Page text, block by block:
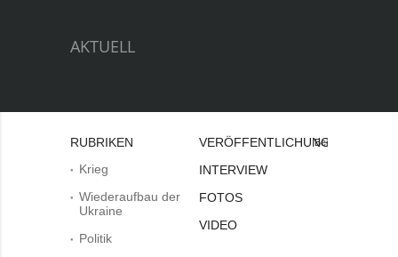
AKTUELL
RUBRIKEN
Krieg
Wiederaufbau der
Ukraine
Politik
VERÖFFENTLICHUNGEN
INTERVIEW
FOTOS
VIDEO
Bei